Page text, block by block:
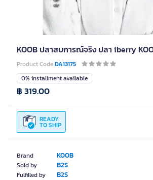
KOOB ปลาสบการณ์จริง ปลา iberry
Product CodeDA13175
Brand KOOB
Sold by B2S
Fulfilled by B2S
0% installment available
READY
TO SHIP
฿ 319.00